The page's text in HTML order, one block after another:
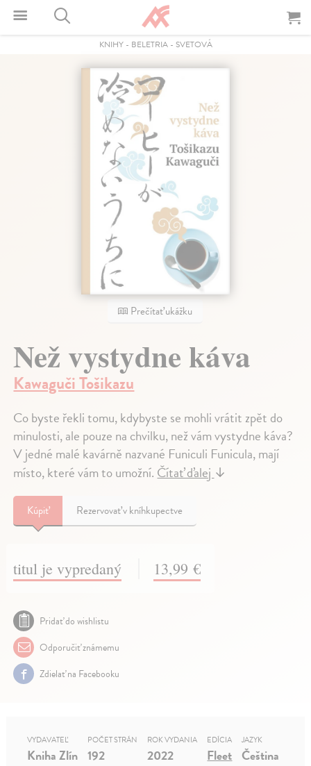
KNIHY- BELETRIA- SVETOVÁ
Prečítať ukážku
Než vystydne káva
Kawaguči Tošikazu
Co byste řekli tomu, kdybyste se mohli vrátit zpět do
minulosti, ale pouze na chvilku, než vám vystydne káva?
V jedné malé kavárně nazvané Funiculi Funicula, mají
místo, které vám to umožní. Čítať ďalej ↓
Kúpiť Rezervovať v kníhkupectve
titul je vypredaný 13,99 €
Pridať do wishlistu
Odporučiť známemu
Zdielať na Facebooku
VYDAVATEĽ
Kniha Zlín
POČET STRÁN
192
ROK VYDANIA
2022
EDÍCIA
Fleet
JAZYK
Čeština